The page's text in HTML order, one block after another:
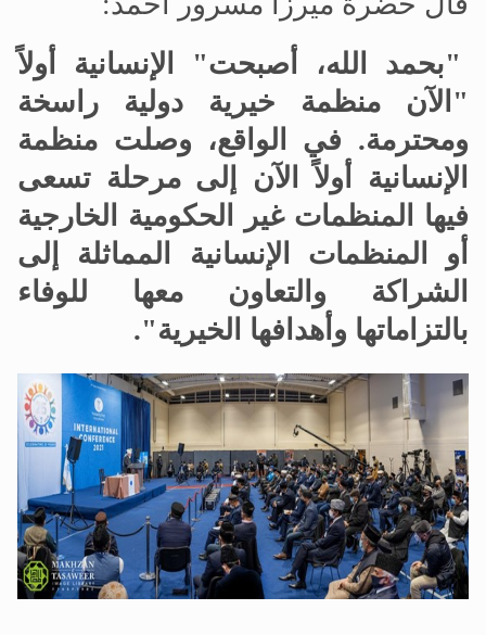
"بحمد الله، أصبحت" الإنسانية أولاً
"الآن منظمة خيرية دولية راسخة
ومحترمة. في الواقع، وصلت منظمة
الإنسانية أولاً الآن إلى مرحلة تسعى
فيها المنظمات غير الحكومية الخارجية
أو المنظمات الإنسانية المماثلة إلى
الشراكة والتعاون معها للوفاء
بالتزاماتها وأهدافها الخيرية".